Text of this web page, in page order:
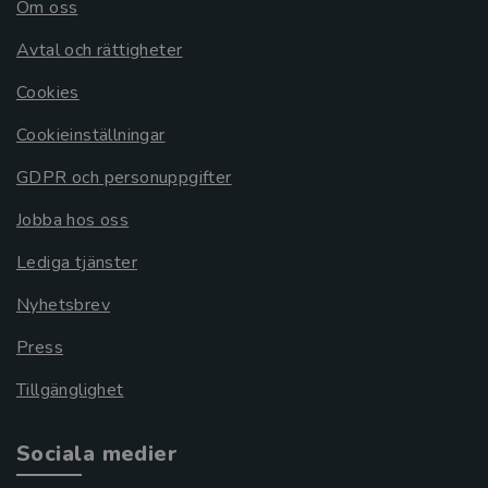
Om oss
Avtal och rättigheter
Cookies
Cookieinställningar
GDPR och personuppgifter
Jobba hos oss
Lediga tjänster
Nyhetsbrev
Press
Tillgänglighet
Sociala medier